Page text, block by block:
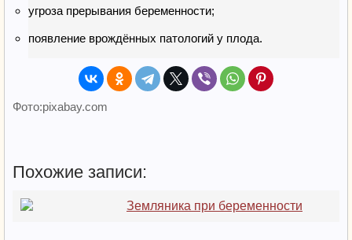
угроза прерывания беременности;
появление врождённых патологий у плода.
Фото:pixabay.com
Похожие записи:
Земляника при беременности